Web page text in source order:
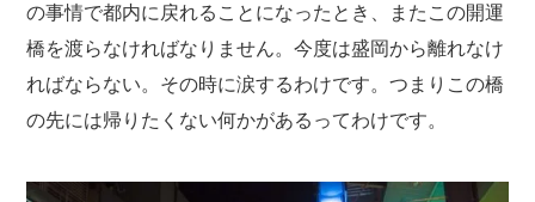
の事情で都内に戻れることになったとき、またこの開運
橋を渡らなければなりません。今度は盛岡から離れなけ
ればならない。その時に涙するわけです。つまりこの橋
の先には帰りたくない何かがあるってわけです。